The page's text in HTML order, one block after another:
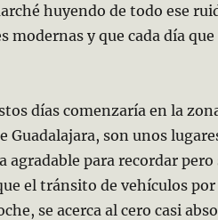
huyendo de todo ese
modernas y que cada día que
días comenzaría en la
Guadalajara, son unos
para recordar pero
el tránsito de vehículos por
se acerca al cero casi